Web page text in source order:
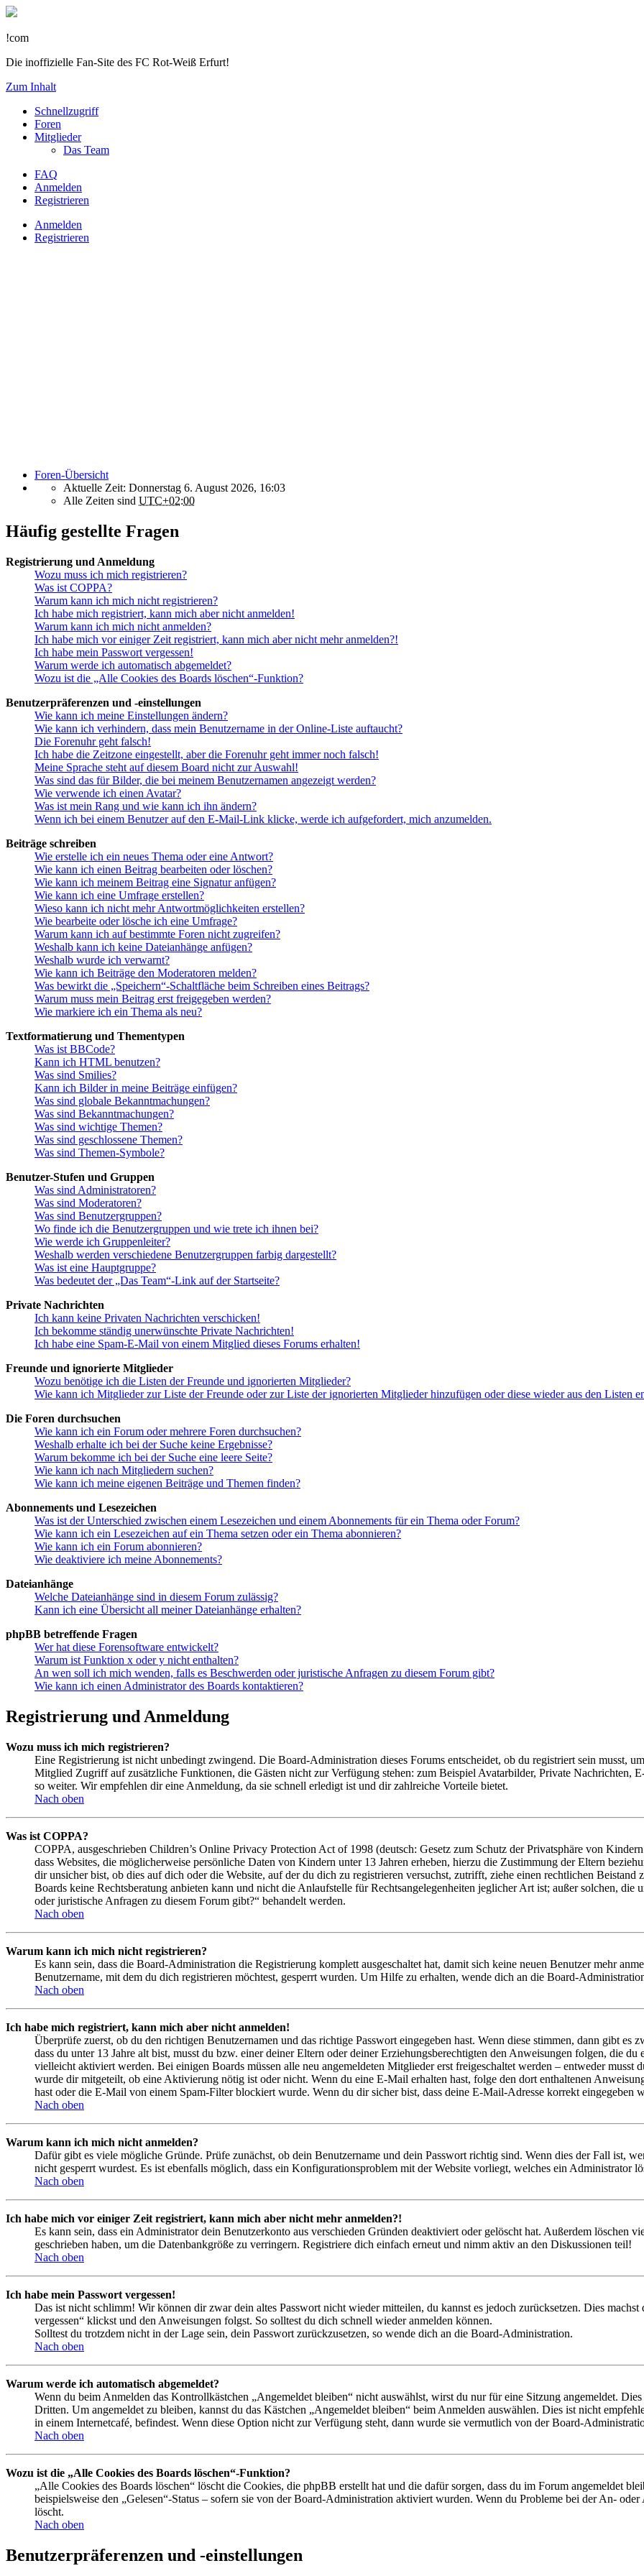
!com
Die inoffizielle Fan-Site des FC Rot-Weiß Erfurt!
Zum Inhalt
Schnellzugriff
Foren
Mitglieder
Das Team
FAQ
Anmelden
Registrieren
Anmelden
Registrieren
Foren-Übersicht
Aktuelle Zeit: Donnerstag 6. August 2026, 16:03
Alle Zeiten sind UTC+02:00
Häufig gestellte Fragen
Registrierung und Anmeldung
Wozu muss ich mich registrieren?
Was ist COPPA?
Warum kann ich mich nicht registrieren?
Ich habe mich registriert, kann mich aber nicht anmelden!
Warum kann ich mich nicht anmelden?
Ich habe mich vor einiger Zeit registriert, kann mich aber nicht mehr anmelden?!
Ich habe mein Passwort vergessen!
Warum werde ich automatisch abgemeldet?
Wozu ist die „Alle Cookies des Boards löschen“-Funktion?
Benutzerpräferenzen und -einstellungen
Wie kann ich meine Einstellungen ändern?
Wie kann ich verhindern, dass mein Benutzername in der Online-Liste auftaucht?
Die Forenuhr geht falsch!
Ich habe die Zeitzone eingestellt, aber die Forenuhr geht immer noch falsch!
Meine Sprache steht auf diesem Board nicht zur Auswahl!
Was sind das für Bilder, die bei meinem Benutzernamen angezeigt werden?
Wie verwende ich einen Avatar?
Was ist mein Rang und wie kann ich ihn ändern?
Wenn ich bei einem Benutzer auf den E-Mail-Link klicke, werde ich aufgefordert, mich anzumelden.
Beiträge schreiben
Wie erstelle ich ein neues Thema oder eine Antwort?
Wie kann ich einen Beitrag bearbeiten oder löschen?
Wie kann ich meinem Beitrag eine Signatur anfügen?
Wie kann ich eine Umfrage erstellen?
Wieso kann ich nicht mehr Antwortmöglichkeiten erstellen?
Wie bearbeite oder lösche ich eine Umfrage?
Warum kann ich auf bestimmte Foren nicht zugreifen?
Weshalb kann ich keine Dateianhänge anfügen?
Weshalb wurde ich verwarnt?
Wie kann ich Beiträge den Moderatoren melden?
Was bewirkt die „Speichern“-Schaltfläche beim Schreiben eines Beitrags?
Warum muss mein Beitrag erst freigegeben werden?
Wie markiere ich ein Thema als neu?
Textformatierung und Thementypen
Was ist BBCode?
Kann ich HTML benutzen?
Was sind Smilies?
Kann ich Bilder in meine Beiträge einfügen?
Was sind globale Bekanntmachungen?
Was sind Bekanntmachungen?
Was sind wichtige Themen?
Was sind geschlossene Themen?
Was sind Themen-Symbole?
Benutzer-Stufen und Gruppen
Was sind Administratoren?
Was sind Moderatoren?
Was sind Benutzergruppen?
Wo finde ich die Benutzergruppen und wie trete ich ihnen bei?
Wie werde ich Gruppenleiter?
Weshalb werden verschiedene Benutzergruppen farbig dargestellt?
Was ist eine Hauptgruppe?
Was bedeutet der „Das Team“-Link auf der Startseite?
Private Nachrichten
Ich kann keine Privaten Nachrichten verschicken!
Ich bekomme ständig unerwünschte Private Nachrichten!
Ich habe eine Spam-E-Mail von einem Mitglied dieses Forums erhalten!
Freunde und ignorierte Mitglieder
Wozu benötige ich die Listen der Freunde und ignorierten Mitglieder?
Wie kann ich Mitglieder zur Liste der Freunde oder zur Liste der ignorierten Mitglieder hinzufügen oder diese wieder aus den Listen
Die Foren durchsuchen
Wie kann ich ein Forum oder mehrere Foren durchsuchen?
Weshalb erhalte ich bei der Suche keine Ergebnisse?
Warum bekomme ich bei der Suche eine leere Seite?
Wie kann ich nach Mitgliedern suchen?
Wie kann ich meine eigenen Beiträge und Themen finden?
Abonnements und Lesezeichen
Was ist der Unterschied zwischen einem Lesezeichen und einem Abonnements für ein Thema oder Forum?
Wie kann ich ein Lesezeichen auf ein Thema setzen oder ein Thema abonnieren?
Wie kann ich ein Forum abonnieren?
Wie deaktiviere ich meine Abonnements?
Dateianhänge
Welche Dateianhänge sind in diesem Forum zulässig?
Kann ich eine Übersicht all meiner Dateianhänge erhalten?
phpBB betreffende Fragen
Wer hat diese Forensoftware entwickelt?
Warum ist Funktion x oder y nicht enthalten?
An wen soll ich mich wenden, falls es Beschwerden oder juristische Anfragen zu diesem Forum gibt?
Wie kann ich einen Administrator des Boards kontaktieren?
Registrierung und Anmeldung
Wozu muss ich mich registrieren?
Eine Registrierung ist nicht unbedingt zwingend. Die Board-Administration dieses Forums entscheidet, ob du registriert sein musst,
Mitglied Zugriff auf zusätzliche Funktionen, die Gästen nicht zur Verfügung stehen: zum Beispiel Avatarbilder, Private Nachrichten,
so weiter. Wir empfehlen dir eine Anmeldung, da sie schnell erledigt ist und dir zahlreiche Vorteile bietet.
Nach oben
Was ist COPPA?
COPPA, ausgeschrieben Children’s Online Privacy Protection Act of 1998 (deutsch: Gesetz zum Schutz der Privatsphäre von
dass Websites, die möglicherweise persönliche Daten von Kindern unter 13 Jahren erheben, hierzu die Zustimmung der Eltern
dir unsicher bist, ob dies auf dich oder die Website, auf der du dich zu registrieren versuchst, zutrifft, ziehe einen rechtlichen
Boards keine Rechtsberatung anbieten kann und nicht die Anlaufstelle für Rechtsangelegenheiten jeglicher Art ist; außer solchen,
oder juristische Anfragen zu diesem Forum gibt?“ behandelt werden.
Nach oben
Warum kann ich mich nicht registrieren?
Es kann sein, dass die Board-Administration die Registrierung komplett ausgeschaltet hat, damit sich keine neuen Benutzer mehr
Benutzername, mit dem du dich registrieren möchtest, gesperrt wurden. Um Hilfe zu erhalten, wende dich an die Board-
Nach oben
Ich habe mich registriert, kann mich aber nicht anmelden!
Überprüfe zuerst, ob du den richtigen Benutzernamen und das richtige Passwort eingegeben hast. Wenn diese stimmen, dann gibt es
dass du unter 13 Jahre alt bist, musst du bzw. einer deiner Eltern oder deiner Erziehungsberechtigten den Anweisungen folgen, die
vielleicht aktiviert werden. Bei einigen Boards müssen alle neu angemeldeten Mitglieder erst freigeschaltet werden – entweder musst
wurde dir mitgeteilt, ob eine Aktivierung nötig ist oder nicht. Wenn du eine E-Mail erhalten hast, folge den dort enthaltenen
hast oder die E-Mail von einem Spam-Filter blockiert wurde. Wenn du dir sicher bist, dass deine E-Mail-Adresse korrekt eingegeben
Nach oben
Warum kann ich mich nicht anmelden?
Dafür gibt es viele mögliche Gründe. Prüfe zunächst, ob dein Benutzername und dein Passwort richtig sind. Wenn dies der Fall ist,
nicht gesperrt wurdest. Es ist ebenfalls möglich, dass ein Konfigurationsproblem mit der Website vorliegt, welches ein Administrator
Nach oben
Ich habe mich vor einiger Zeit registriert, kann mich aber nicht mehr anmelden?!
Es kann sein, dass ein Administrator dein Benutzerkonto aus verschieden Gründen deaktiviert oder gelöscht hat. Außerdem löschen
geschrieben haben, um die Datenbankgröße zu verringern. Registriere dich einfach erneut und nimm aktiv an den Diskussionen teil!
Nach oben
Ich habe mein Passwort vergessen!
Das ist nicht schlimm! Wir können dir zwar dein altes Passwort nicht wieder mitteilen, du kannst es jedoch zurücksetzen. Dies
vergessen“ klickst und den Anweisungen folgst. So solltest du dich schnell wieder anmelden können.
Solltest du trotzdem nicht in der Lage sein, dein Passwort zurückzusetzen, so wende dich an die Board-Administration.
Nach oben
Warum werde ich automatisch abgemeldet?
Wenn du beim Anmelden das Kontrollkästchen „Angemeldet bleiben“ nicht auswählst, wirst du nur für eine Sitzung angemeldet.
Dritten. Um angemeldet zu bleiben, kannst du das Kästchen „Angemeldet bleiben“ beim Anmelden auswählen. Dies ist nicht
in einem Internetcafé, befindest. Wenn diese Option nicht zur Verfügung steht, dann wurde sie vermutlich von der Board-
Nach oben
Wozu ist die „Alle Cookies des Boards löschen“-Funktion?
„Alle Cookies des Boards löschen“ löscht die Cookies, die phpBB erstellt hat und die dafür sorgen, dass du im Forum angemeldet
beispielsweise den „Gelesen“-Status – sofern sie von der Board-Administration aktiviert wurden. Wenn du Probleme bei der An-
löscht.
Nach oben
Benutzerpräferenzen und -einstellungen